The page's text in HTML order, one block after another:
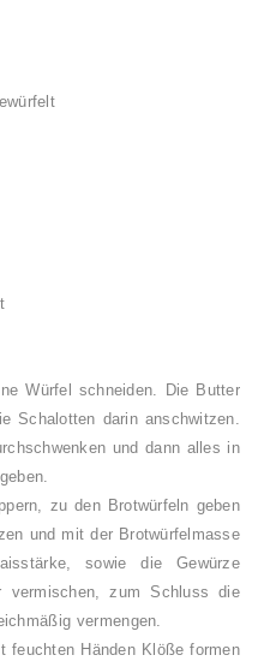
Würfel schneiden. Die Butter
Schalotten darin anschwitzen.
und dann alles in
zu den Brotwürfeln geben
und mit der Brotwürfelmasse
sowie die Gewürze
vermischen, zum Schluss die
vermengen.
feuchten Händen Klöße formen